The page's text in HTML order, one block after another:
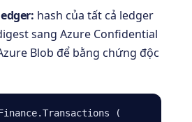
hash của tất cả ledger
sang Azure Confidential
Blob để bằng chứng độc
Finance.Transactions (